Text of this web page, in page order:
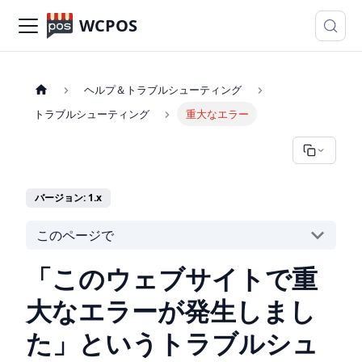
WCPOS
ヘルプ＆トラブルシューティング
トラブルシューティング
重大なエラー
バージョン: 1.x
このページで
「このウェブサイトで重
大なエラーが発生しまし
た」というトラブルシュ